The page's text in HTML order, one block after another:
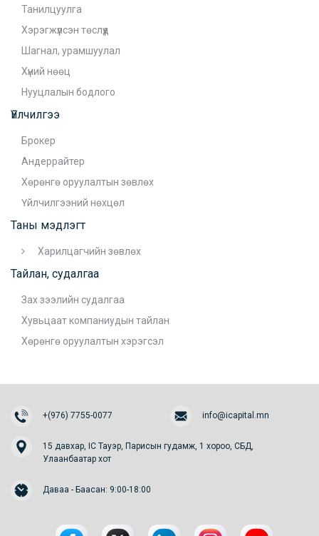
Танилцуулга
Хэрэгжүүлсэн төслүүд
Шагнал, урамшуулал
Хүний нөөц
Нууцлалын бодлого
Үйлчилгээ
Брокер
Андеррайтер
Хөрөнгө оруулалтын зөвлөх
Үйлчилгээний нөхцөл
Таны мэдлэгт
Харилцагчийн зөвлөх
Тайлан, судалгаа
Зах зээлийн судалгаа
Хувьцаат компаниудын тайлан
Хөрөнгө оруулалтын хэрэгсэл
+(976) 7755-0077 info@icapital.mn
15 давхар, IC Тауэр, Парисын гудамж, 1 хороо, СБД,
Улаанбаатар хот
Даваа - Баасан: 9:00-18:00